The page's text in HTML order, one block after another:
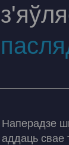
Наперадзе
аддаць свае